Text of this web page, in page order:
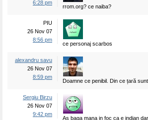
6:28 pm
rrom.org? ce naiba?
PIU
26 Nov 07
8:56 pm
ce personaj scarbos
alexandru savu
26 Nov 07
8:59 pm
Doamne ce penibil. Din ce țară
Sergiu Birzu
26 Nov 07
9:42 pm
As baga mana in foc ca e indian